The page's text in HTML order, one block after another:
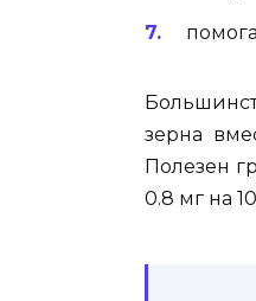
зерна
Полезен
0.8 мг на